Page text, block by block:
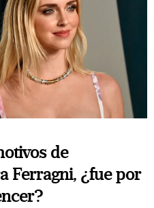
de
Ferragni, ¿fue por